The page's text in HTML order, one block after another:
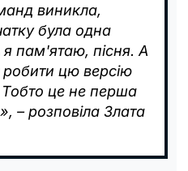
виникла,
була одна
я пам'ятаю, пісня. А
цю версію
це не перша
– розповіла Злата